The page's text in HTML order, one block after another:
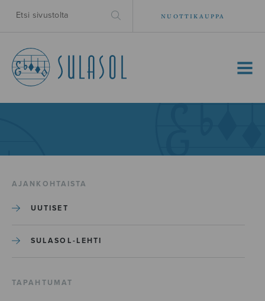
NUOTTIKAUPPA
MENU
AJANKOHTAISTA
UUTISET
SULASOL-LEHTI
TAPAHTUMAT